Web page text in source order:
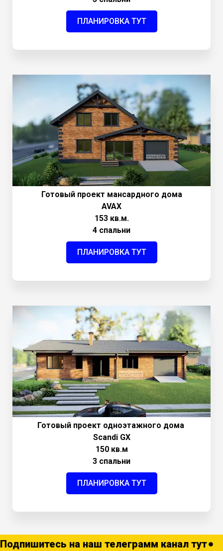
ПЛАНИРОВКА ТУТ
Готовый проект мансардного дома
AVAX
153 кв.м.
4 спальни
ПЛАНИРОВКА ТУТ
Готовый проект одноэтажного дома
Scandi GХ
150 кв.м
3 спальни
ПЛАНИРОВКА ТУТ
Подпишитесь на наш телеграмм канал тут